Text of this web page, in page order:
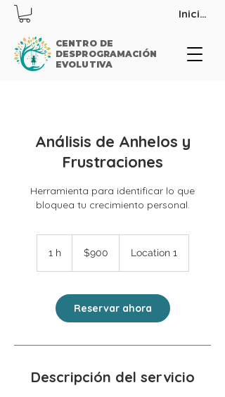
Iniciar
CENTRO DE
DESPROGRAMACIÓN
EVOLUTIVA
Análisis de Anhelos y
Frustraciones
Herramienta para identificar lo que
bloquea tu crecimiento personal.
1 h1
pesos
mexicanos
$900 Location 1
Reservar ahora
Descripción del servicio